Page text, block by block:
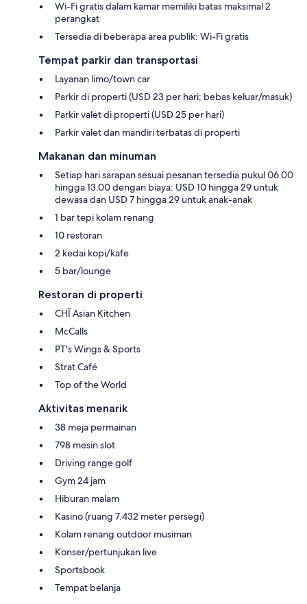
Wi-Fi gratis dalam kamar memiliki batas maksimal 2
perangkat
Tersedia di beberapa area publik: Wi-Fi gratis
Tempat parkir dan transportasi
Layanan limo/town car
Parkir di properti (USD 23 per hari; bebas keluar/masuk)
Parkir valet di properti (USD 25 per hari)
Parkir valet dan mandiri terbatas di properti
Makanan dan minuman
Setiap hari sarapan sesuai pesanan tersedia pukul 06.00
hingga 13.00 dengan biaya: USD 10 hingga 29 untuk
dewasa dan USD 7 hingga 29 untuk anak-anak
1 bar tepi kolam renang
10 restoran
2 kedai kopi/kafe
5 bar/lounge
Restoran di properti
CHĪ Asian Kitchen
McCalls
PT's Wings & Sports
Strat Café
Top of the World
Aktivitas menarik
38 meja permainan
798 mesin slot
Driving range golf
Gym 24 jam
Hiburan malam
Kasino (ruang 7.432 meter persegi)
Kolam renang outdoor musiman
Konser/pertunjukan live
Sportsbook
Tempat belanja